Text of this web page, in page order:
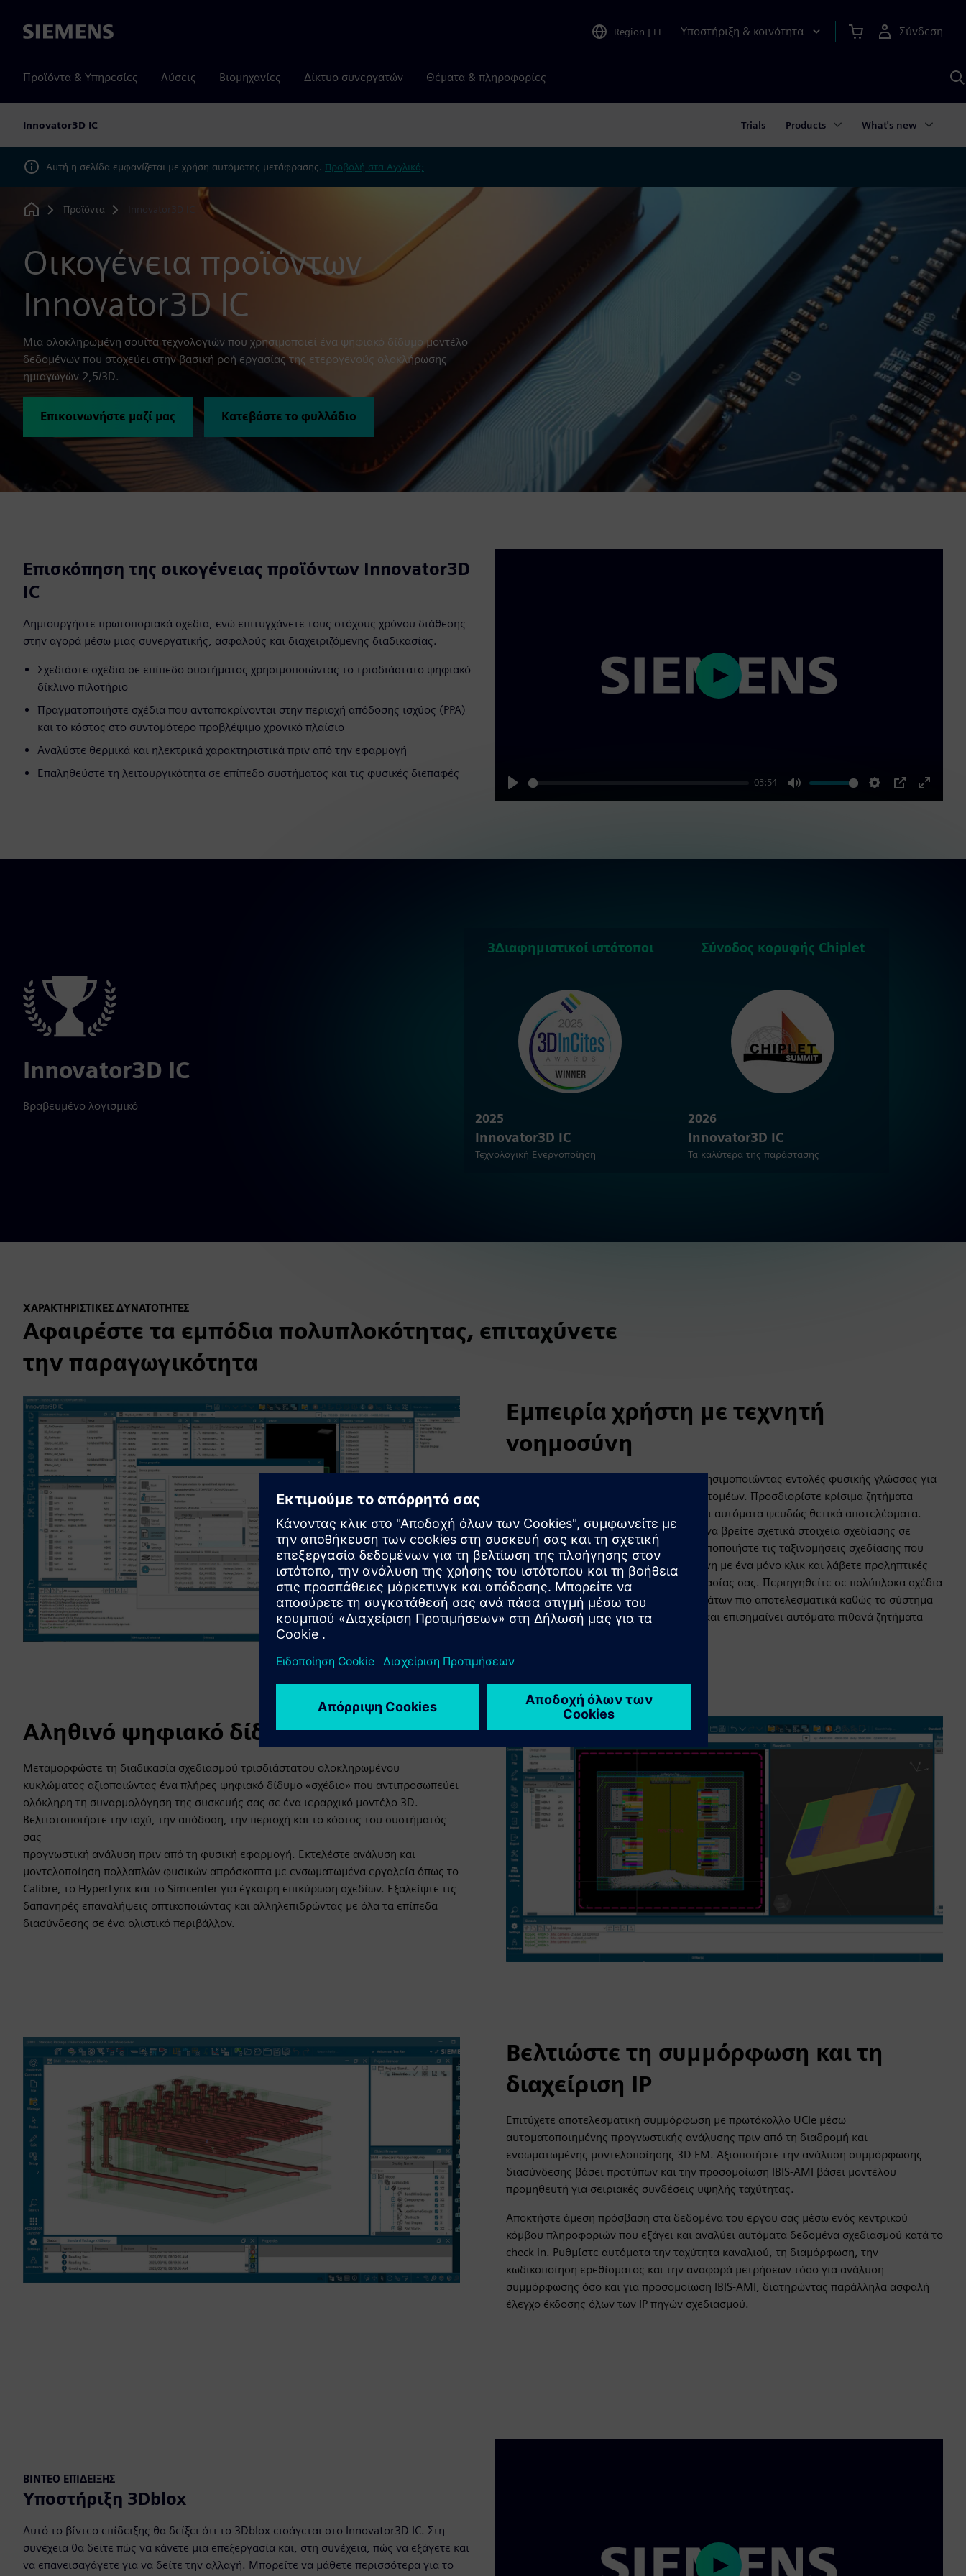
Siemens Region | EL Υποστήριξη & κοινότητα Σύνδεση
Προϊόντα & Υπηρεσίες Λύσεις Βιομηχανίες Δίκτυο συνεργατών Θέματα & πληροφορίες
Innovator3D IC Trials Products What's new
Αυτή η σελίδα εμφανίζεται με χρήση αυτόματης μετάφρασης. Προβολή στα Αγγλικά;
Home
Προϊόντα Innovator3D IC
Οικογένεια προϊόντων
Innovator3D IC
Μια ολοκληρωμένη σουίτα τεχνολογιών που χρησιμοποιεί ένα ψηφιακό δίδυμο μοντέλο
δεδομένων που στοχεύει στην βασική ροή εργασίας της ετερογενούς ολοκλήρωσης
ημιαγωγών 2,5/3D.
Επικοινωνήστε μαζί μας Κατεβάστε το φυλλάδιο
Επισκόπηση της οικογένειας προϊόντων Innovator3D
IC
Δημιουργήστε πρωτοποριακά σχέδια, ενώ επιτυγχάνετε τους στόχους χρόνου διάθεσης
στην αγορά μέσω μιας συνεργατικής, ασφαλούς και διαχειριζόμενης διαδικασίας.
Σχεδιάστε σχέδια σε επίπεδο συστήματος χρησιμοποιώντας το τρισδιάστατο ψηφιακό
δίκλινο πιλοτήριο
Πραγματοποιήστε σχέδια που ανταποκρίνονται στην περιοχή απόδοσης ισχύος (PPA)
και το κόστος στο συντομότερο προβλέψιμο χρονικό πλαίσιο
Αναλύστε θερμικά και ηλεκτρικά χαρακτηριστικά πριν από την εφαρμογή
Επαληθεύστε τη λειτουργικότητα σε επίπεδο συστήματος και τις φυσικές διεπαφές
Play
03:54
Mute Settings
PIP
Enter
Play
Innovator3D IC
Βραβευμένο λογισμικό
3Διαφημιστικοί ιστότοποι
2025
Innovator3D IC
Τεχνολογική Ενεργοποίηση
Σύνοδος κορυφής Chiplet
2026
Innovator3D IC
Τα καλύτερα της παράστασης
ΧΑΡΑΚΤΗΡΙΣΤΙΚΈΣ ΔΥΝΑΤΌΤΗΤΕΣ
Αφαιρέστε τα εμπόδια πολυπλοκότητας, επιταχύνετε
την παραγωγικότητα
Εμπειρία χρήστη με τεχνητή
νοημοσύνη
Ζητήστε τα δεδομένα σχεδίασής σας χρησιμοποιώντας εντολές φυσικής γλώσσας για
να λάβετε άμεσα αποτελέσματα μεταξύ τομέων. Προσδιορίστε κρίσιμα ζητήματα
παρεμβολών, ενώ ο βοηθός AI φιλτράρει αυτόματα ψευδώς θετικά αποτελέσματα.
Αξιοποιήστε την έξυπνη αναζήτηση για να βρείτε σχετικά στοιχεία σχεδίασης σε
ολόκληρο το έργο σας. Εγκρίνετε ή τροποποιήστε τις ταξινομήσεις σχεδίασης που
προτείνονται από την τεχνητή νοημοσύνη με ένα μόνο κλικ και λάβετε προληπτικές
συστάσεις με βάση τις προτιμήσεις εργασίας σας. Περιηγηθείτε σε πολύπλοκα σχέδια
τρισδιάστατων ολοκληρωμένων κυκλωμάτων πιο αποτελεσματικά καθώς το σύστημα
μαθαίνει από τις αλληλεπιδράσεις σας και επισημαίνει αυτόματα πιθανά ζητήματα
Αληθινό ψηφιακό δίδυμο 3D
Μεταμορφώστε τη διαδικασία σχεδιασμού τρισδιάστατου ολοκληρωμένου
κυκλώματος αξιοποιώντας ένα πλήρες ψηφιακό δίδυμο «σχέδιο» που αντιπροσωπεύει
ολόκληρη τη συναρμολόγηση της συσκευής σας σε ένα ιεραρχικό μοντέλο 3D.
Βελτιστοποιήστε την ισχύ, την απόδοση, την περιοχή και το κόστος του συστήματός
σας
προγνωστική ανάλυση πριν από τη φυσική εφαρμογή. Εκτελέστε ανάλυση και
μοντελοποίηση πολλαπλών φυσικών απρόσκοπτα με ενσωματωμένα εργαλεία όπως το
Calibre, το HyperLynx και το Simcenter για έγκαιρη επικύρωση σχεδίων. Εξαλείψτε τις
δαπανηρές επαναλήψεις οπτικοποιώντας και αλληλεπιδρώντας με όλα τα επίπεδα
διασύνδεσης σε ένα ολιστικό περιβάλλον.
Βελτιώστε τη συμμόρφωση και τη
διαχείριση IP
Επιτύχετε αποτελεσματική συμμόρφωση με πρωτόκολλο UCIe μέσω
αυτοματοποιημένης προγνωστικής ανάλυσης πριν από τη διαδρομή και
ενσωματωμένης μοντελοποίησης 3D EM. Αξιοποιήστε την ανάλυση συμμόρφωσης
διασύνδεσης βάσει προτύπων και την προσομοίωση IBIS-AMI βάσει μοντέλου
προμηθευτή για σειριακές συνδέσεις υψηλής ταχύτητας.
Αποκτήστε άμεση πρόσβαση στα δεδομένα του έργου σας μέσω ενός κεντρικού
κόμβου πληροφοριών που εξάγει και αναλύει αυτόματα δεδομένα σχεδιασμού κατά το
check-in. Ρυθμίστε αυτόματα την ταχύτητα καναλιού, τη διαμόρφωση, την
κωδικοποίηση ερεθίσματος και την αναφορά μετρήσεων τόσο για ανάλυση
συμμόρφωσης όσο και για προσομοίωση IBIS-AMI, διατηρώντας παράλληλα ασφαλή
έλεγχο έκδοσης όλων των IP πηγών σχεδιασμού.
ΒΊΝΤΕΟ ΕΠΊΔΕΙΞΗΣ
Υποστήριξη 3Dblox
Αυτό το βίντεο επίδειξης θα δείξει ότι το 3Dblox εισάγεται στο Innovator3D IC. Στη
συνέχεια θα δείτε πώς να κάνετε μια επεξεργασία και, στη συνέχεια, πώς να εξάγετε και
να επανεισαγάγετε για να δείτε την αλλαγή. Μπορείτε να μάθετε περισσότερα για το